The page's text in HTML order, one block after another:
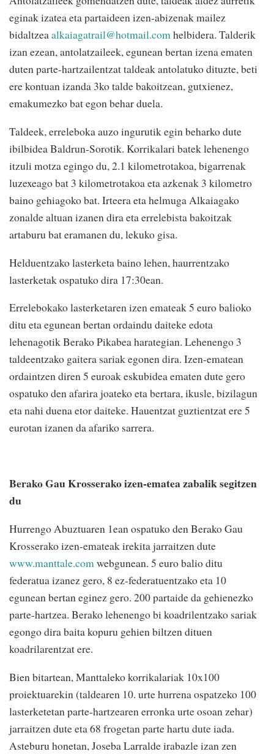
eginak izatea eta partaideen izen-abizenak mailez
bidaltzeaalkaiagatrail@hotmail.comhelbidera. Talderik
izan ezean, antolatzaileek, egunean bertan izena ematen
duten parte-hartzailentzat taldeak antolatuko dituzte, beti
ere kontuan izanda 3ko talde bakoitzean, gutxienez,
emakumezko bat egon behar duela.
Taldeek, erreleboka auzo ingurutik egin beharko dute
ibilbidea Baldrun-Sorotik. Korrikalari batek lehenengo
itzuli motza egingo du, 2.1 kilometrotakoa, bigarrenak
luzexeago bat 3 kilometrotakoa eta azkenak 3 kilometro
baino gehiagoko bat. Irteera eta helmuga Alkaiagako
zonalde altuan izanen dira eta errelebista bakoitzak
artaburu bat eramanen du, lekuko gisa.
Helduentzako lasterketa baino lehen, haurrentzako
lasterketak ospatuko dira 17:30ean.
Errelebokako lasterketaren izen emateak 5 euro balioko
ditu eta egunean bertan ordaindu daiteke edota
lehenagotik Berako Pikabea harategian. Lehenengo 3
taldeentzako gaitera sariak egonen dira. Izen-ematean
ordaintzen diren 5 euroak eskubidea ematen dute gero
ospatuko den afarira joateko eta bertara, ikusle, bizilagun
eta nahi duena etor daiteke. Hauentzat guztientzat ere 5
eurotan izanen da afariko sarrera.
Berako Gau Krosserako izen-ematea zabalik segitzen
du
Hurrengo Abuztuaren 1ean ospatuko den Berako Gau
Krosserako izen-emateak irekita jarraitzen dute
www.manttale.comwebgunean. 5 euro balio ditu
federatua izanez gero, 8 ez-federatuentzako eta 10
egunean bertan eginez gero. 200 partaide da gehienezko
parte-hartzea. Berako lehenengo bi koadrilentzako sariak
egongo dira baita kopuru gehien biltzen dituen
koadrilarentzat ere.
Bien bitartean, Manttaleko korrikalariak 10x100
proiektuarekin (taldearen 10. urte hurrena ospatzeko 100
lasterketetan parte-hartzearen erronka urte osoan zehar)
jarraitzen dute eta 68 frogetan parte hartu dute iada.
Asteburu honetan, Joseba Larralde irabazle izan zen